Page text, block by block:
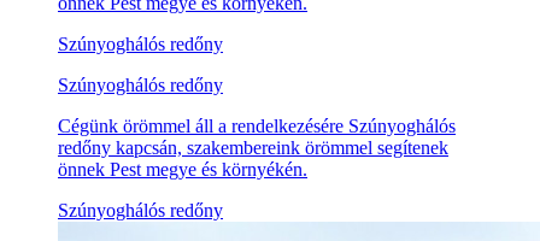
Szúnyoghálós redőny
Szúnyoghálós redőny
Cégünk örömmel áll a rendelkezésére Szúnyoghálós
redőny kapcsán, szakembereink örömmel segítenek
önnek Pest megye és környékén.
Szúnyoghálós redőny